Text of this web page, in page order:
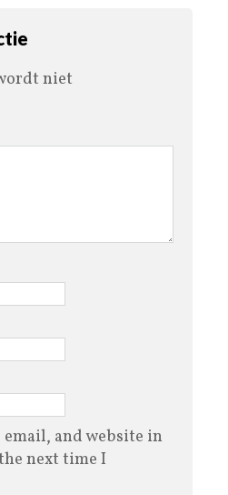
niet
email, and website in
next time I